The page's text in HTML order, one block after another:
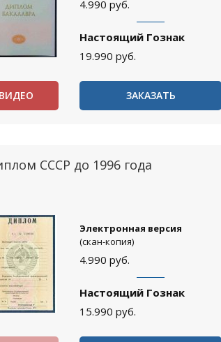
4.990 руб.
Настоящий Гознак
19.990 руб.
ЗАКАЗАТЬ
СССР до 1996 года
Электронная версия
(скан-копия)
4.990 руб.
Настоящий Гознак
15.990 руб.